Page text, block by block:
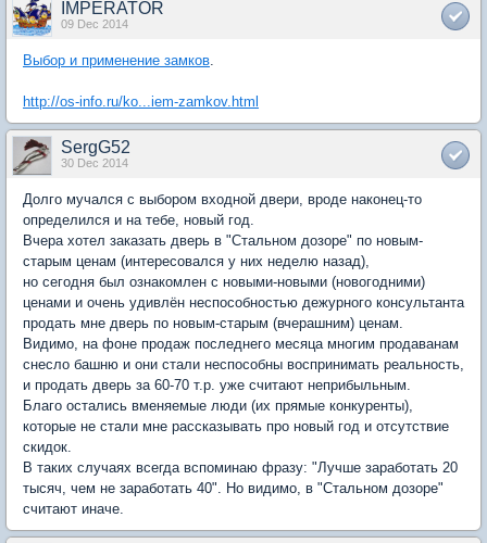
IMPERATOR
09 Dec 2014
Выбор и применение замков
http://os-info.ru/ko...iem-zamkov.html
SergG52
30 Dec 2014
Долго мучался с выбором входной двери, вроде наконец-то
определился и на тебе, новый год.
Вчера хотел заказать дверь в "Стальном дозоре" по новым-
старым ценам (интересовался у них неделю назад),
но сегодня был ознакомлен с новыми-новыми (новогодними)
ценами и очень удивлён неспособностью дежурного консультанта
продать мне дверь по новым-старым (вчерашним) ценам.
Видимо, на фоне продаж последнего месяца многим продаванам
снесло башню и они стали неспособны воспринимать реальность,
и продать дверь за 60-70 т.р. уже считают неприбыльным.
Благо остались вменяемые люди (их прямые конкуренты),
которые не стали мне рассказывать про новый год и отсутствие
скидок.
В таких случаях всегда вспоминаю фразу: "Лучше заработать 20
тысяч, чем не заработать 40". Но видимо, в "Стальном дозоре"
считают иначе.